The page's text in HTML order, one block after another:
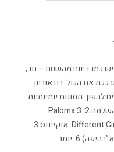
כמו דיווח מהשטח – חד,
את הכול. רם אוריון
להפוך תמונות יומיומיות
לסיפורים עם עומק אפל־יפה. צד א 1. השלמה 2. Paloma 3.
השליח 4. בלילה 13 5. שרב צד ב 1. Different Girl 2. אוקיינוס 3.